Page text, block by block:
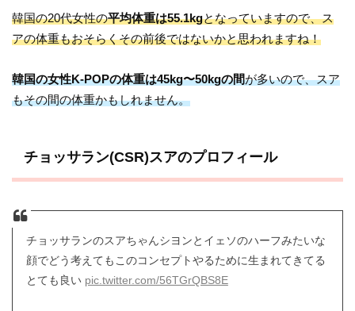
韓国の20代女性の平均体重は55.1kgとなっていますので、ス
アの体重もおそらくその前後ではないかと思われますね！
韓国の女性K-POPの体重は45kg〜50kgの間が多いので、スア
もその間の体重かもしれません。
チョッサラン(CSR)スアのプロフィール
チョッサランのスアちゃんシヨンとイェソのハーフみたいな
顔でどう考えてもこのコンセプトやるために生まれてきてる
とても良い pic.twitter.com/56TGrQBS8E